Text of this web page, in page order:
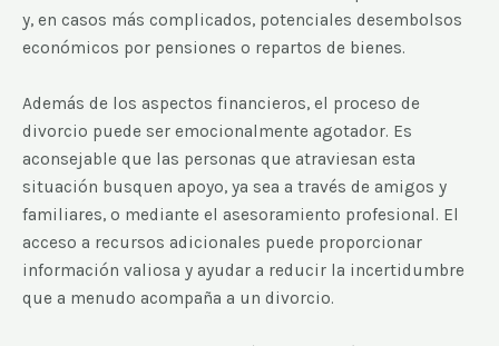
y, en casos más complicados, potenciales desembolsos
económicos por pensiones o repartos de bienes.
Además de los aspectos financieros, el proceso de
divorcio puede ser emocionalmente agotador. Es
aconsejable que las personas que atraviesan esta
situación busquen apoyo, ya sea a través de amigos y
familiares, o mediante el asesoramiento profesional. El
acceso a recursos adicionales puede proporcionar
información valiosa y ayudar a reducir la incertidumbre
que a menudo acompaña a un divorcio.